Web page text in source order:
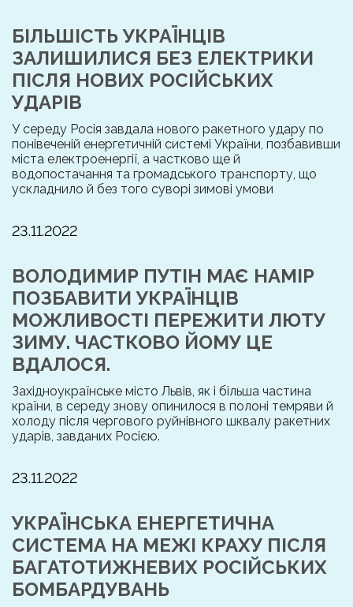
БІЛЬШІСТЬ УКРАЇНЦІВ
ЗАЛИШИЛИСЯ БЕЗ ЕЛЕКТРИКИ
ПІСЛЯ НОВИХ РОСІЙСЬКИХ
УДАРІВ
У середу Росія завдала нового ракетного удару по
понівеченій енергетичній системі України, позбавивши
міста електроенергії, а частково ще й
водопостачання та громадського транспорту, що
ускладнило й без того суворі зимові умови
23.11.2022
ВОЛОДИМИР ПУТІН МАЄ НАМІР
ПОЗБАВИТИ УКРАЇНЦІВ
МОЖЛИВОСТІ ПЕРЕЖИТИ ЛЮТУ
ЗИМУ. ЧАСТКОВО ЙОМУ ЦЕ
ВДАЛОСЯ.
Західноукраїнське місто Львів, як і більша частина
країни, в середу знову опинилося в полоні темряви й
холоду після чергового руйнівного шквалу ракетних
ударів, завданих Росією.
23.11.2022
УКРАЇНСЬКА ЕНЕРГЕТИЧНА
СИСТЕМА НА МЕЖІ КРАХУ ПІСЛЯ
БАГАТОТИЖНЕВИХ РОСІЙСЬКИХ
БОМБАРДУВАНЬ